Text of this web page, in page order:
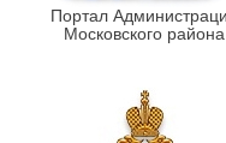
Портал
Московского района